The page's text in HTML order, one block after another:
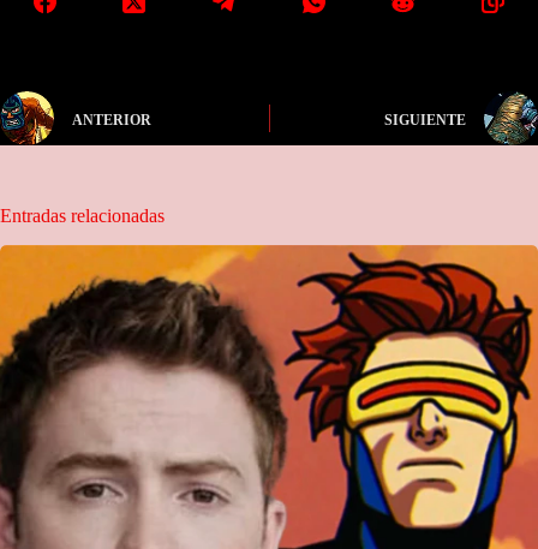
ANTERIOR SIGUIENTE
Entradas relacionadas